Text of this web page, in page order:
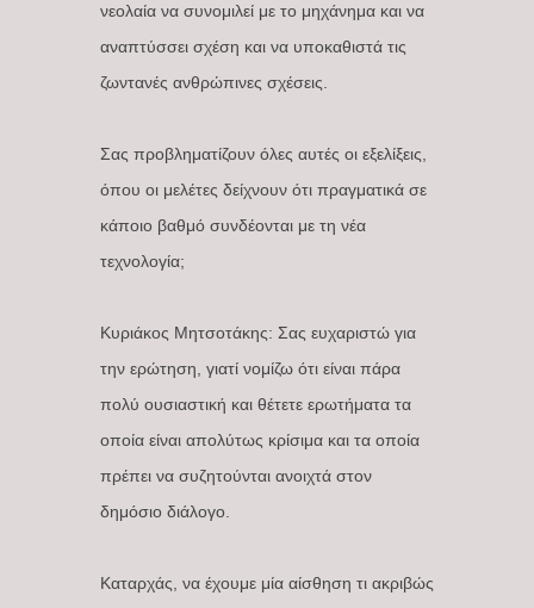
νεολαία να συνομιλεί με το μηχάνημα και να
αναπτύσσει σχέση και να υποκαθιστά τις
ζωντανές ανθρώπινες σχέσεις.
Σας προβληματίζουν όλες αυτές οι εξελίξεις,
όπου οι μελέτες δείχνουν ότι πραγματικά σε
κάποιο βαθμό συνδέονται με τη νέα
τεχνολογία;
Κυριάκος Μητσοτάκης: Σας ευχαριστώ για
την ερώτηση, γιατί νομίζω ότι είναι πάρα
πολύ ουσιαστική και θέτετε ερωτήματα τα
οποία είναι απολύτως κρίσιμα και τα οποία
πρέπει να συζητούνται ανοιχτά στον
δημόσιο διάλογο.
Καταρχάς, να έχουμε μία αίσθηση τι ακριβώς